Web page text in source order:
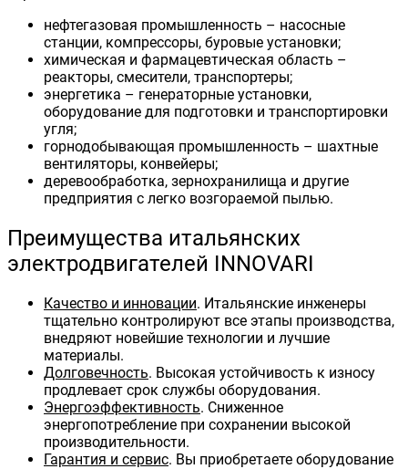
нефтегазовая промышленность – насосные
станции, компрессоры, буровые установки;
химическая и фармацевтическая область –
реакторы, смесители, транспортеры;
энергетика – генераторные установки,
оборудование для подготовки и транспортировки
угля;
горнодобывающая промышленность – шахтные
вентиляторы, конвейеры;
деревообработка, зернохранилища и другие
предприятия с легко возгораемой пылью.
Преимущества итальянских
электродвигателей INNOVARI
Качество и инновации. Итальянские инженеры
тщательно контролируют все этапы производства,
внедряют новейшие технологии и лучшие
материалы.
Долговечность. Высокая устойчивость к износу
продлевает срок службы оборудования.
Энергоэффективность. Сниженное
энергопотребление при сохранении высокой
производительности.
Гарантия и сервис. Вы приобретаете оборудование